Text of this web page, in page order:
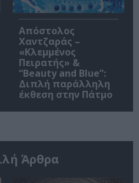
Απόστολος
Χαντζαράς –
«Κλεμμένος
Πειρατής» &
“Beauty and Blue”:
Διπλή παράλληλη
έκθεση στην Πάτμο
Άρθρα